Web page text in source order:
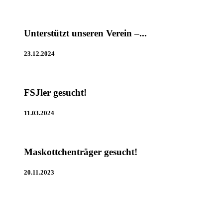
Unterstützt unseren Verein –...
23.12.2024
FSJler gesucht!
11.03.2024
Maskottchenträger gesucht!
20.11.2023